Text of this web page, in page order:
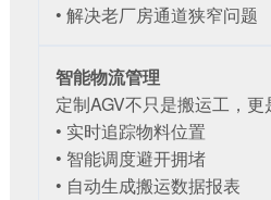
• 解决老厂房通道狭窄问题
智能物流管理
定制AGV不只是搬运工，更
• 实时追踪物料位置
• 智能调度避开拥堵
• 自动生成搬运数据报表